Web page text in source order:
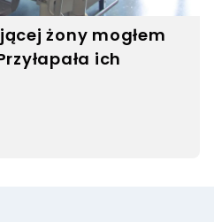
żony mogłem
ich